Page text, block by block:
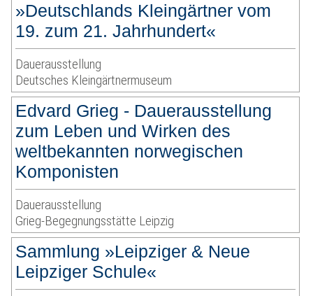
»Deutschlands Kleingärtner vom
19. zum 21. Jahrhundert«
Dauerausstellung
Deutsches Kleingärtnermuseum
Edvard Grieg - Dauerausstellung
zum Leben und Wirken des
weltbekannten norwegischen
Komponisten
Dauerausstellung
Grieg-Begegnungsstätte Leipzig
Sammlung »Leipziger & Neue
Leipziger Schule«